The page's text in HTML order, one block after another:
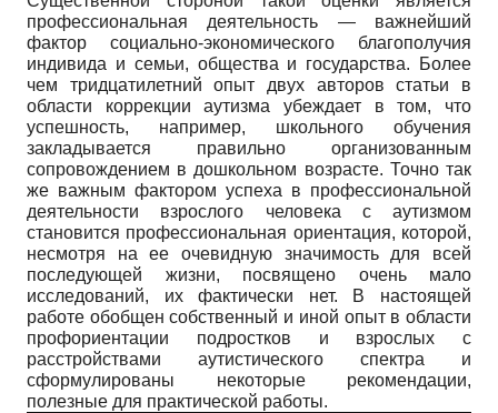
профессиональная деятельность — важнейший
фактор социально-экономического благополучия
индивида и семьи, общества и государства. Более
чем тридцатилетний опыт двух авторов статьи в
области коррекции аутизма убеждает в том, что
успешность, например, школьного обучения
закладывается правильно организованным
сопровождением в дошкольном возрасте. Точно так
же важным фактором успеха в профессиональной
деятельности взрослого человека с аутизмом
становится профессиональная ориентация, которой,
несмотря на ее очевидную значимость для всей
последующей жизни, посвящено очень мало
исследований, их фактически нет. В настоящей
работе обобщен собственный и иной опыт в области
профориентации подростков и взрослых с
расстройствами аутистиче­ского спектра и
сформулированы некоторые рекомендации,
полезные для практической работы.